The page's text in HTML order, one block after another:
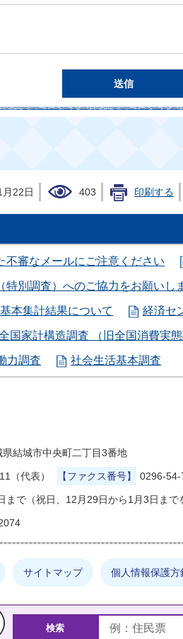
検索
お探しの情報は何でしょうか？
22日 403 印刷する
不審なメールにご注意ください
特別調査）へのご協力をお願いし
本集計結果について 経済セ
国家計構造調査 （旧全国消費実態
力調査 社会生活基本調査
結城市中央町二丁目3番地
（代表） 【ファクス番号】 0296-54-
まで（祝日、12月29日から1月3日ま
サイトマップ 個人情報保護方